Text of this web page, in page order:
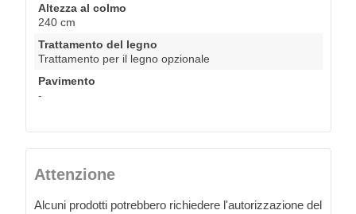
Altezza al colmo
240 cm
Trattamento del legno
Trattamento per il legno opzionale
Pavimento
-
Attenzione
Alcuni prodotti potrebbero richiedere l'autorizzazione del